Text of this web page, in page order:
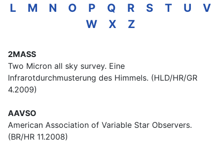
L
M N O P Q R S T U
V
W
X Z
2MASS
Two Micron all sky survey. Eine
Infrarotdurchmusterung des Himmels. (HLD/HR/GR
4.2009)
AAVSO
American Association of Variable Star Observers.
(BR/HR 11.2008)